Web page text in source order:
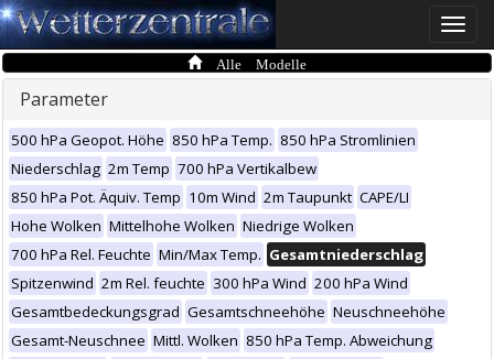
Toggle
Alle Modelle
Parameter
500 hPa Geopot. Höhe 850 hPa Temp. 850 hPa Stromlinien
Niederschlag 2m Temp 700 hPa Vertikalbew
850 hPa Pot. Äquiv. Temp 10m Wind 2m Taupunkt CAPE/LI
Hohe Wolken Mittelhohe Wolken Niedrige Wolken
700 hPa Rel. Feuchte Min/Max Temp. Gesamtniederschlag
Spitzenwind 2m Rel. feuchte 300 hPa Wind 200 hPa Wind
Gesamtbedeckungsgrad Gesamtschneehöhe Neuschneehöhe
Gesamt-Neuschnee Mittl. Wolken 850 hPa Temp. Abweichung